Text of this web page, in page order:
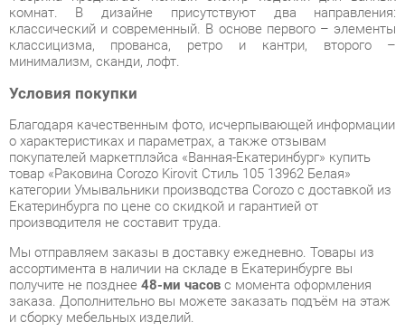
Условия покупки
Благодаря качественным фото, исчерпывающей информации
о характеристиках и параметрах, а также отзывам
товар «Раковина Corozo Kirovit Стиль 105 13962 Белая»
Екатеринбурга по цене со скидкой и гарантией от
производителя не составит труда.
Мы отправляем заказы в доставку ежедневно. Товары из
ассортимента в наличии на складе в Екатеринбурге вы
получите не позднее48-ми часовс момента оформления
заказа. Дополнительно вы можете заказать подъём на этаж
Срок доставки в другие регионы, и для товаров, находящихся
на складах производителей, рассчитывается индивидуально.
Уточнить наличие, срок и стоимость доставки вы можете
через формуобратной связи.